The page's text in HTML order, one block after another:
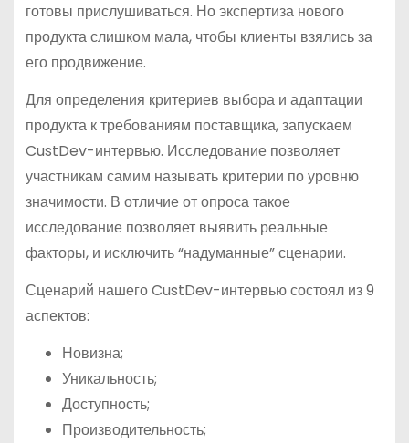
готовы прислушиваться. Но экспертиза нового
продукта слишком мала, чтобы клиенты взялись за
его продвижение.
Для определения критериев выбора и адаптации
продукта к требованиям поставщика, запускаем
CustDev-интервью. Исследование позволяет
участникам самим называть критерии по уровню
значимости. В отличие от опроса такое
исследование позволяет выявить реальные
факторы, и исключить “надуманные” сценарии.
Сценарий нашего CustDev-интервью состоял из 9
аспектов:
Новизна;
Уникальность;
Доступность;
Производительность;